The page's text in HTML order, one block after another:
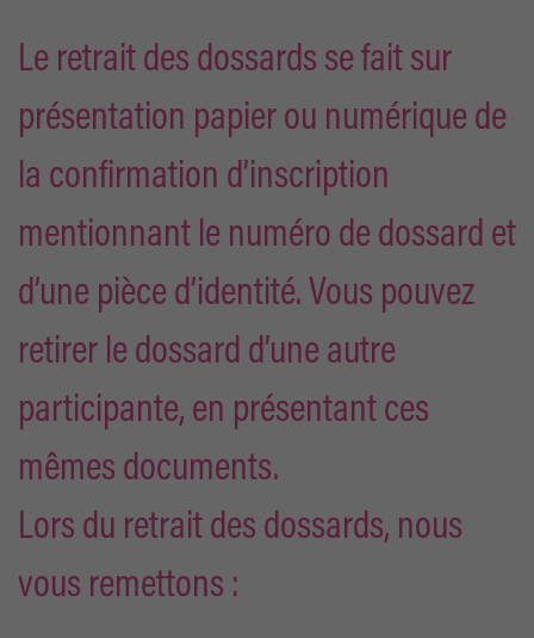
Le retrait des dossards se fait sur
présentation papier ou numérique de
la confirmation d’inscription
mentionnant le numéro de dossard et
d’une pièce d’identité. Vous pouvez
retirer le dossard d’une autre
participante, en présentant ces
mêmes documents.
Lors du retrait des dossards, nous
vous remettons :